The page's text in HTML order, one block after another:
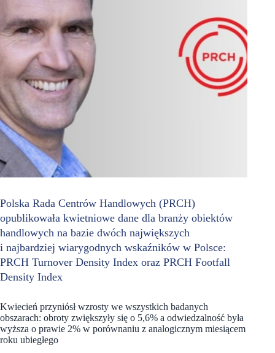
Polska Rada Centrów Handlowych (PRCH)
opublikowała kwietniowe dane dla branży obiektów
handlowych na bazie dwóch największych
i najbardziej wiarygodnych wskaźników w Polsce:
PRCH Turnover Density Index oraz PRCH Footfall
Density Index
Kwiecień przyniósł wzrosty we wszystkich badanych
obszarach: obroty zwiększyły się o 5,6% a odwiedzalność była
wyższa o prawie 2% w porównaniu z analogicznym miesiącem
roku ubiegłego